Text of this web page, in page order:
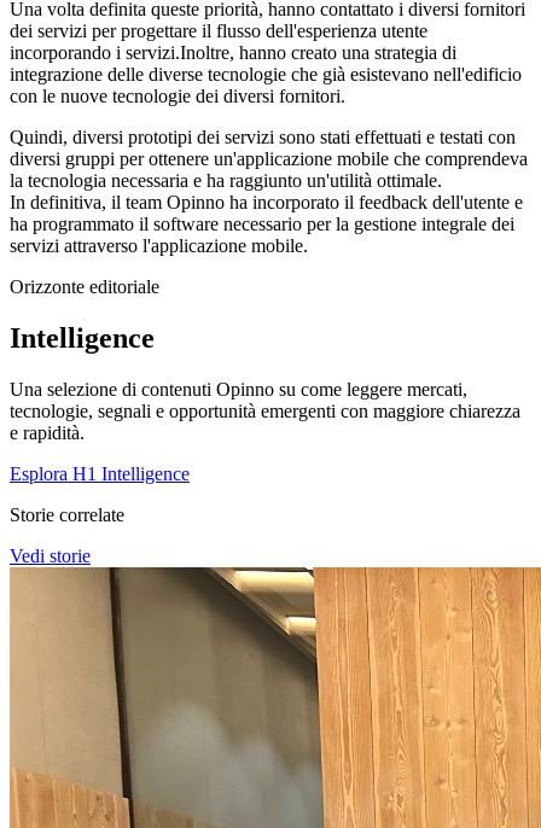
Una volta definita queste priorità, hanno contattato i diversi fornitori
dei servizi per progettare il flusso dell'esperienza utente
incorporando i servizi.Inoltre, hanno creato una strategia di
integrazione delle diverse tecnologie che già esistevano nell'edificio
con le nuove tecnologie dei diversi fornitori.
Quindi, diversi prototipi dei servizi sono stati effettuati e testati con
diversi gruppi per ottenere un'applicazione mobile che comprendeva
la tecnologia necessaria e ha raggiunto un'utilità ottimale.
In definitiva, il team Opinno ha incorporato il feedback dell'utente e
ha programmato il software necessario per la gestione integrale dei
servizi attraverso l'applicazione mobile.
Orizzonte editoriale
Intelligence
Una selezione di contenuti Opinno su come leggere mercati,
tecnologie, segnali e opportunità emergenti con maggiore chiarezza
e rapidità.
Esplora H1 Intelligence
Storie correlate
Vedi storie